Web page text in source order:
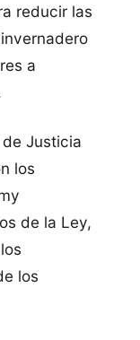
reducir las
a
Justicia
los
de la Ley,
los